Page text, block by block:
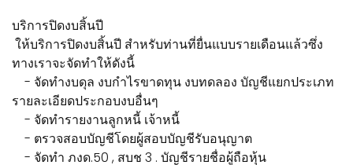
บริการปิดงบสิ้นปี
ให้บริการปิดงบสิ้นปี สำหรับท่านที่ยื่นแบบรายเดือนแล้วซึ่ง
ทางเราจะจัดทำให้ดังนี้
- จัดทำงบดุล งบกำไรขาดทุน งบทดลอง บัญชีแยกประเภท
รายละเอียดประกอบงบอื่นๆ
- จัดทำรายงานลูกหนี้ เจ้าหนี้
- ตรวจสอบบัญชีโดยผู้สอบบัญชีรับอนุญาต
- จัดทำ ภงด.50 , สบช 3 . บัญชีรายชื่อผู้ถือหุ้น